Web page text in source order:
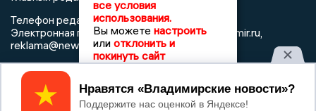
Телефон редакции:8 (4922) 666916
Электронная почта редакции:info@newsvladimir.ru,
reklama@newsvladimir.ru
Регистрационный номер: серия Эл № ФС77-78858 от 4
августа 2020 г. согласно выписке из реестра
зарегистрированных средств массовой информации
все условия
использования.
Вы можете настроить
или отклонить и
покинуть сайт
Принять